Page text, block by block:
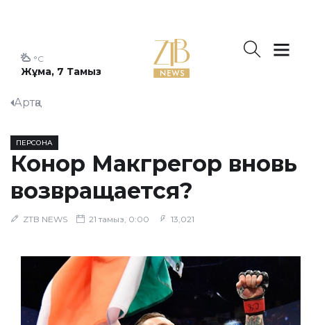
Жұма, 7 Тамыз
°C
Артқа
ПЕРСОНА
Конор Макгрегор вновь
возвращается?
ZTB NEWS 21 тамыз, 0:00 13,021